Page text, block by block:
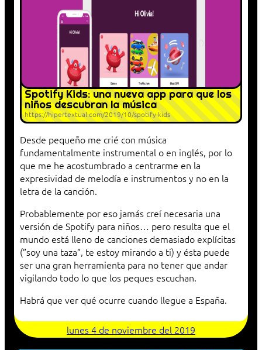
Spotify Kids: una nueva app para que los
niños descubran la música
https://hipertextual.com/2019/10/spotify-kids
Desde pequeño me crié con música
fundamentalmente instrumental o en inglés, por lo
que me he acostumbrado a centrarme en la
expresividad de melodía e instrumentos y no en la
letra de la canción.
Probablemente por eso jamás creí necesaria una
versión de Spotify para niños… pero resulta que el
mundo está lleno de canciones demasiado explícitas
(”soy una taza”, te estoy mirando a ti) y ésta puede
ser una gran herramienta para no tener que andar
vigilando todo lo que los peques escuchan.
Habrá que ver qué ocurre cuando llegue a España.
lunes 4 de noviembre del 2019